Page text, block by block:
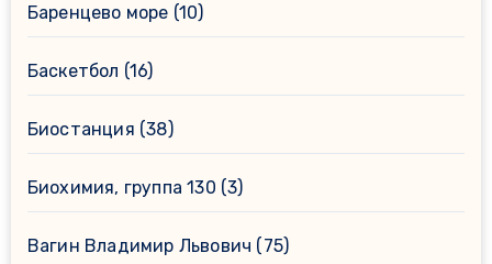
Баренцево море (10)
Баскетбол (16)
Биостанция (38)
Биохимия, группа 130 (3)
Вагин Владимир Львович (75)